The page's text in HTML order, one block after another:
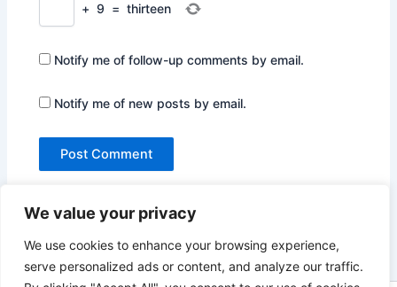
We value your privacy
We use cookies to enhance your browsing experience,
serve personalized ads or content, and analyze our traffic.
+ 9 = thirteen
Notify me of follow-up comments by email.
Notify me of new posts by email.